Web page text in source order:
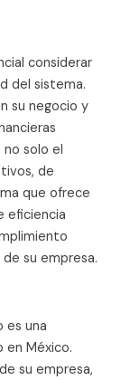
considerar
del sistema.
su negocio y
no solo el
de
que ofrece
eficiencia
su empresa.
es una
en México.
su empresa,